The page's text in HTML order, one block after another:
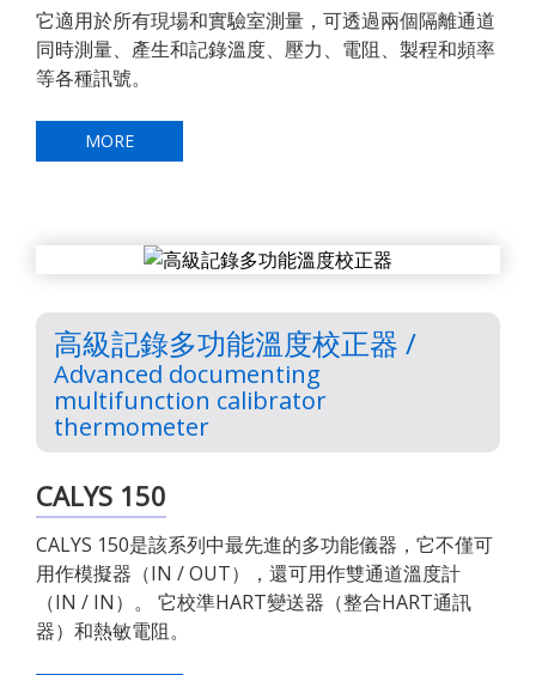
它適用於所有現場和實驗室測量，可透過兩個隔離通道
同時測量、產生和記錄溫度、壓力、電阻、製程和頻率
等各種訊號。
MORE
高級記錄多功能溫度校正器 /
Advanced documenting
multifunction calibrator
thermometer
CALYS 150
CALYS 150是該系列中最先進的多功能儀器，它不僅可
用作模擬器（IN / OUT），還可用作雙通道溫度計
（IN / IN）。 它校準HART變送器（整合HART通訊
器）和熱敏電阻。